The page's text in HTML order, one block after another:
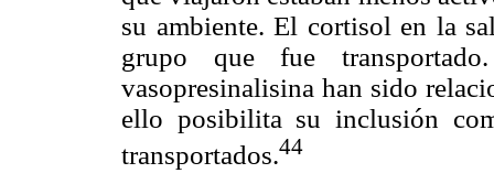
su ambiente. El cortisol en la
grupo que fue
vasopresinalisina han sido
ello posibilita su inclusión
transportados.44